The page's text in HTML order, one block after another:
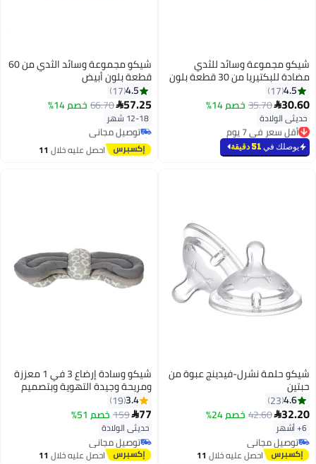
شيكو مجموعة وسائد للثدي
مضادة للبكتيريا من 30 قطعة بلون
أبيض4.5
17
30.60
35.70خصم 14%
حديثي الولادة
أقل سعر في 7 يوم
بتخلّص بسرعة
أقل سعر في 7 يوم
يوصلك في 51 دقيقة
شيكو مجموعة وسائد الثدي من 60
قطعة بلون أبيض
4.5
17
57.25
66.70خصم 14%
12-18 شهر
توصيل مجاني
بتخلّص بسرعة
توصيل مجانياحصل عليه خلال 11
شيكو حلمة نشرل-فيدينج عبوة من
حبتين
4.6
23
32.20
42.60خصم 24%
6+ أشهر
توصيل مجاني
توصيل مجانياحصل عليه خلال 11
شيكو وسادة إرضاع 3 في 1 معززة
ومريحة وجيدة التهوية وبتصميم
قابل للتعديل للأطفال حديثي الولادة
بلون ساج
3.4
19
77
159 خصم 51%
حديثي الولادة
توصيل مجاني
توصيل مجانياحصل عليه خلال 11